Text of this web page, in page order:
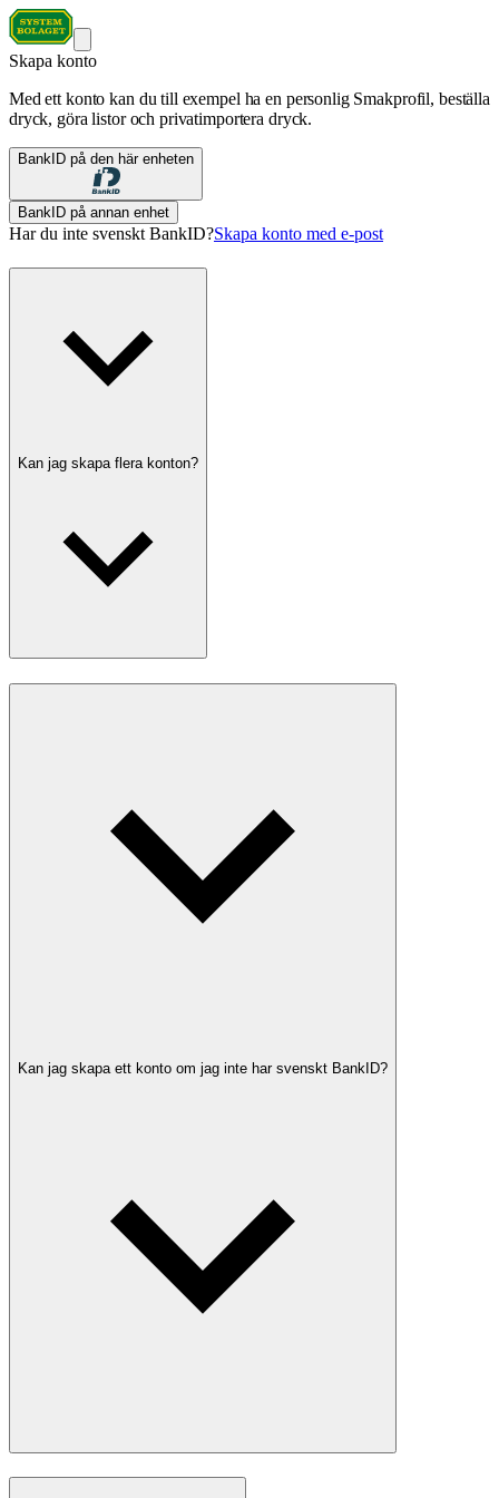
Skapa konto
Med ett konto kan du till exempel ha en personlig Smakprofil, beställa
dryck, göra listor och privatimportera dryck.
BankID på den här enheten
BankID på annan enhet
Har du inte svenskt BankID?Skapa konto med e-post
Kan jag skapa flera konton?
Kan jag skapa ett konto om jag inte har svenskt BankID?